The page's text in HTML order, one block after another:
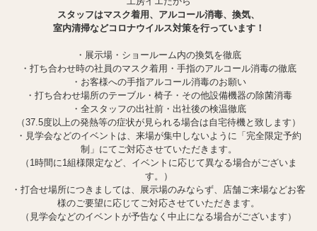
スタッフはマスク着用、アルコール消毒、換気、
室内清掃などコロナウイルス対策を行っています！
・展示場・ショールーム内の換気を徹底
・打ち合わせ時の社員のマスク着用・手指のアルコール消毒の徹底
・お客様への手指アルコール消毒のお願い
・打ち合わせ場所のテーブル・椅子・その他設備機器の除菌消毒
・全スタッフの出社前・出社後の検温徹底
（37.5度以上の発熱等の症状が見られる場合は自宅待機と致します）
・見学会などのイベントは、来場が集中しないように「完全限定予約
制」にてご対応させていただきます。
（1時間に1組様限定など、イベントに応じて異なる場合がございま
す。）
・打合せ場所につきましては、展示場のみならず、店舗ご来場などお客
様のご要望に応じてご対応させていただきます。
（見学会などのイベントが予告なく中止になる場合がございます）